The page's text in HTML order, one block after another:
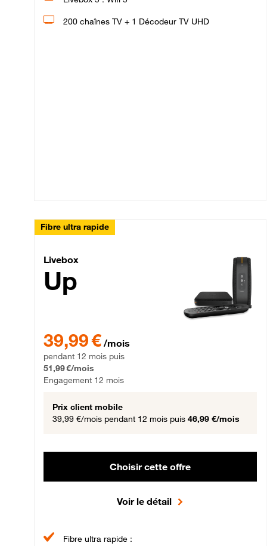
200 chaînes TV + 1 Décodeur TV UHD
Fibre ultra rapide
Livebox Up Fibre
Livebox
Up
39,99 € /mois
pendant 12 mois puis
51,99 €/mois
Engagement 12 mois
Prix client mobile
39,99 €/mois pendant 12 mois puis 46,99 €/mois
Choisir cette offre
Voir le détail
Fibre ultra rapide :